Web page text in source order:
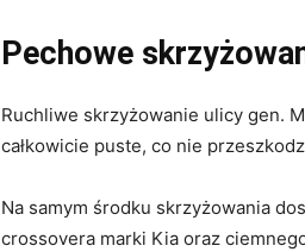
Pechowe
Ruchliwe skrzyżowanie ulicy gen.
całkowicie puste, co nie
Na samym środku skrzyżowania
crossovera marki Kia oraz